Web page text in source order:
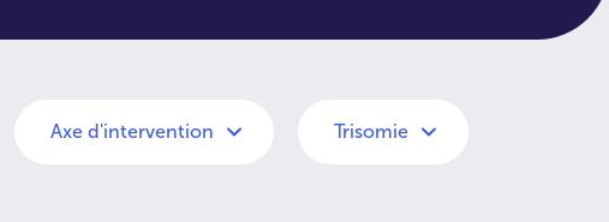
Axe d'intervention Trisomie